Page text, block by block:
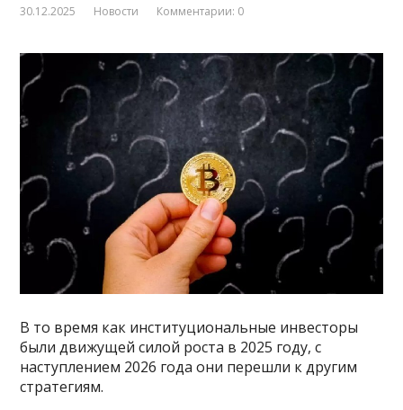
30.12.2025 Новости Комментарии: 0
В то время как институциональные инвесторы
были движущей силой роста в 2025 году, с
наступлением 2026 года они перешли к другим
стратегиям.